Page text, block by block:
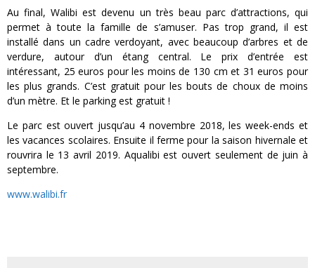
Au final, Walibi est devenu un très beau parc d’attractions, qui
permet à toute la famille de s’amuser. Pas trop grand, il est
installé dans un cadre verdoyant, avec beaucoup d’arbres et de
verdure, autour d’un étang central. Le prix d’entrée est
intéressant, 25 euros pour les moins de 130 cm et 31 euros pour
les plus grands. C’est gratuit pour les bouts de choux de moins
d’un mètre. Et le parking est gratuit !
Le parc est ouvert jusqu’au 4 novembre 2018, les week-ends et
les vacances scolaires. Ensuite il ferme pour la saison hivernale et
rouvrira le 13 avril 2019. Aqualibi est ouvert seulement de juin à
septembre.
www.walibi.fr